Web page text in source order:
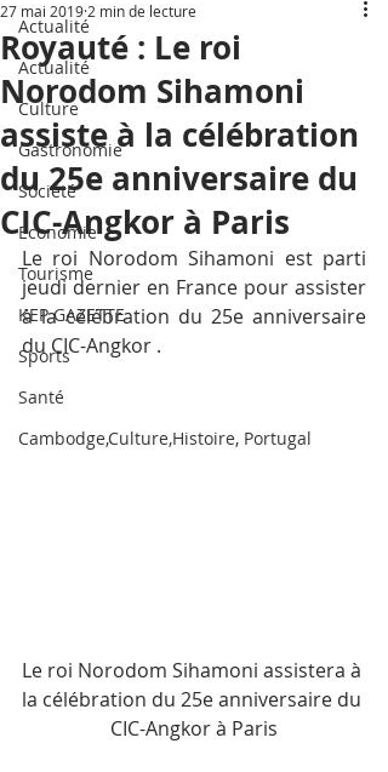
Actualité
Actualité
Culture
Gastronomie
Société
Economie
Tourisme
KEP GAZETTE
Sports
Santé
Cambodge,Culture,Histoire, Portugal
Royauté : Le roi
Norodom Sihamoni
assiste à la célébration
du 25e anniversaire du
CIC-Angkor à Paris
27 mai 2019 2 min de lecture
Le roi Norodom Sihamoni est parti
jeudi dernier en France pour assister
à la célébration du 25e anniversaire
du CIC-Angkor .
Le roi Norodom Sihamoni assistera à
la célébration du 25e anniversaire du
CIC-Angkor à Paris